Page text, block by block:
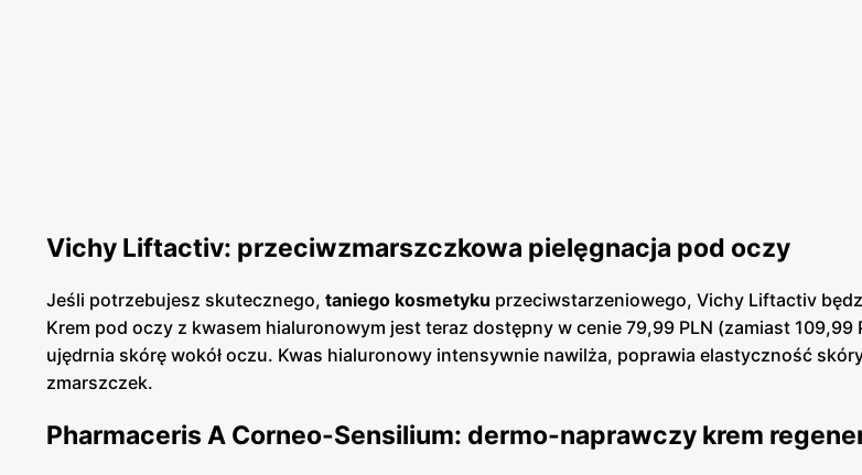
Vichy Liftactiv: przeciwzmarszczkowa pielęgnacja pod oczy
Jeśli potrzebujesz skutecznego, taniego kosmetyku przeciwstarzeniowego, Vichy Liftactiv
Krem pod oczy z kwasem hialuronowym jest teraz dostępny w cenie 79,99 PLN (zamiast 109,99
ujędrnia skórę wokół oczu. Kwas hialuronowy intensywnie nawilża, poprawia elastyczność
zmarszczek.
Pharmaceris A Corneo-Sensilium: dermo-naprawczy krem